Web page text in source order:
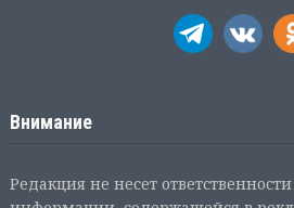
Внимание
Редакция не несет